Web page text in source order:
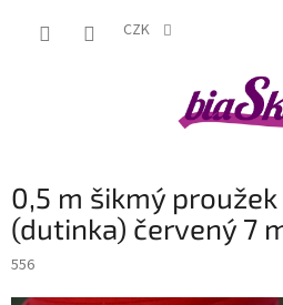
CZK
0,5 m šikmý proužek
(dutinka) červený 7
556